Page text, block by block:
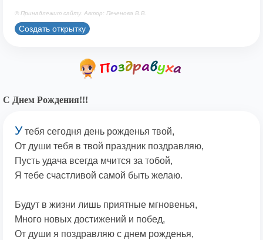
© Принадлежит сайту. Автор: Печенова В.В.
Создать открытку
С Днем Рождения!!!
У тебя сегодня день рожденья твой,
От души тебя в твой праздник поздравляю,
Пусть удача всегда мчится за тобой,
Я тебе счастливой самой быть желаю.
Будут в жизни лишь приятные мгновенья,
Много новых достижений и побед,
От души я поздравляю с днем рожденья,